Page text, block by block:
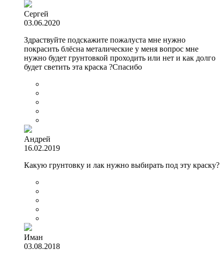
Сергей
03.06.2020
Здраствуйте подскажите пожалуста мне нужно
покрасить блёсна металические у меня вопрос мне
нужно будет грунтовкой проходить или нет и как долго
будет светить эта краска ?Спасибо
Андрей
16.02.2019
Какую грунтовку и лак нужно выбирать под эту краску?
Иман
03.08.2018